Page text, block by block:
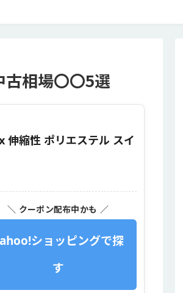
古相場〇〇5選
伸縮性 ポリエステル スイ
＼ クーポン配布中かも ／
ショッピングで探
す